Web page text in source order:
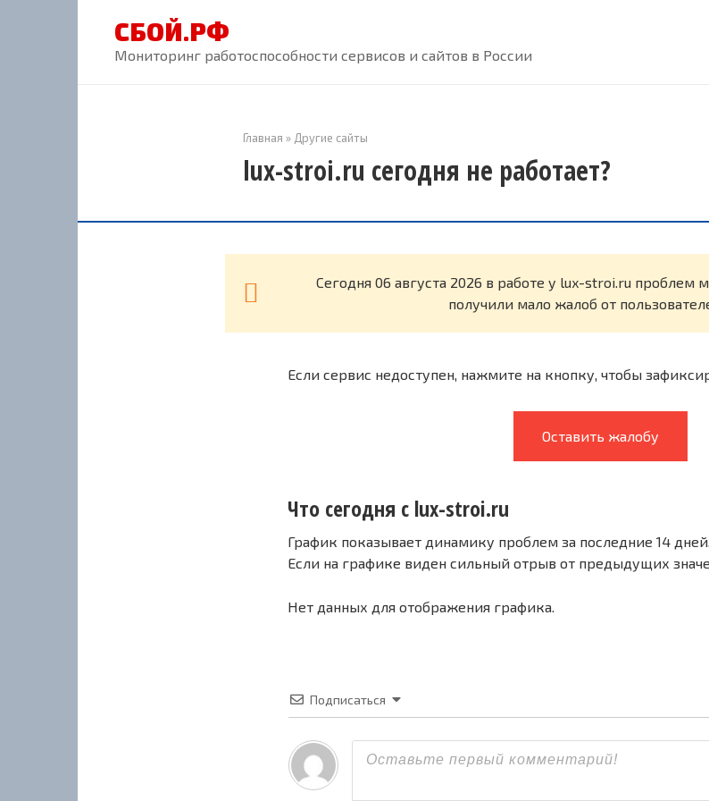
СБОЙ.РФ
Мониторинг работоспособности сервисов и сайтов в России
Главная » Другие сайты
lux-stroi.ru сегодня не работает?
Cегодня 06 августа 2026 в работе у lux-stroi.ru
получили мало жалоб от
Если сервис недоступен, нажмите на кнопку, чтобы
Оставить жалобу
Что сегодня с lux-stroi.ru
График показывает динамику проблем за последние 14 дней.
Если на графике виден сильный отрыв от предыдущих
Нет данных для отображения графика.
Подписаться